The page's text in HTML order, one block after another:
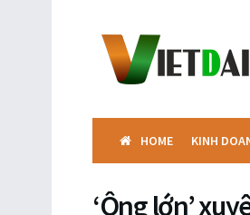
HOME KINH
‘Ông lớn’